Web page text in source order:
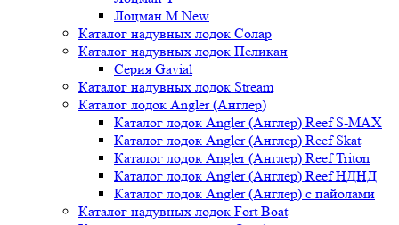
Лоцман М New
Каталог надувных лодок Солар
Каталог надувных лодок Пеликан
Серия Gavial
Каталог надувных лодок Stream
Каталог лодок Angler (Англер)
Каталог лодок Angler (Англер) Reef S-MAX
Каталог лодок Angler (Англер) Reef Skat
Каталог лодок Angler (Англер) Reef Triton
Каталог лодок Angler (Англер) Reef НДНД
Каталог лодок Angler (Англер) с пайолами
Каталог надувных лодок Fort Boat